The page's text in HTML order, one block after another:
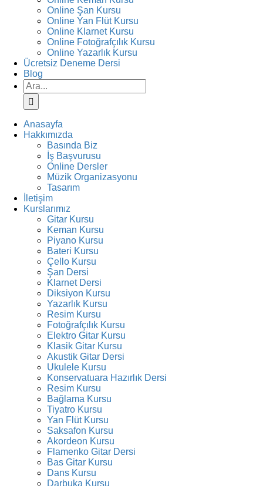
Online Şan Kursu
Online Yan Flüt Kursu
Online Klarnet Kursu
Online Fotoğrafçılık Kursu
Online Yazarlık Kursu
Ücretsiz Deneme Dersi
Blog
Ara:
Anasayfa
Hakkımızda
Basında Biz
İş Başvurusu
Online Dersler
Müzik Organizasyonu
Tasarım
İletişim
Kurslarımız
Gitar Kursu
Keman Kursu
Piyano Kursu
Bateri Kursu
Çello Kursu
Şan Dersi
Klarnet Dersi
Diksiyon Kursu
Yazarlık Kursu
Resim Kursu
Fotoğrafçılık Kursu
Elektro Gitar Kursu
Klasik Gitar Kursu
Akustik Gitar Dersi
Ukulele Kursu
Konservatuara Hazırlık Dersi
Resim Kursu
Bağlama Kursu
Tiyatro Kursu
Yan Flüt Kursu
Saksafon Kursu
Akordeon Kursu
Flamenko Gitar Dersi
Bas Gitar Kursu
Dans Kursu
Darbuka Kursu